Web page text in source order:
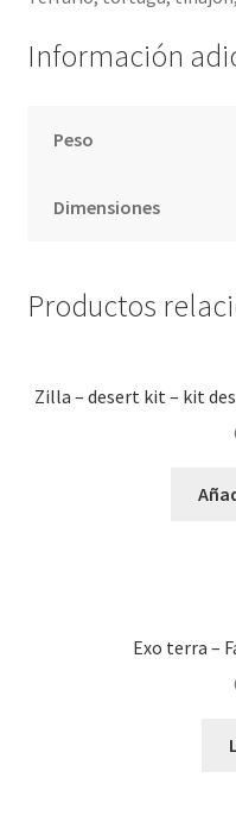
Información
Peso
Dimensiones
Productos
Zilla – desert kit – kit
Exo terra –